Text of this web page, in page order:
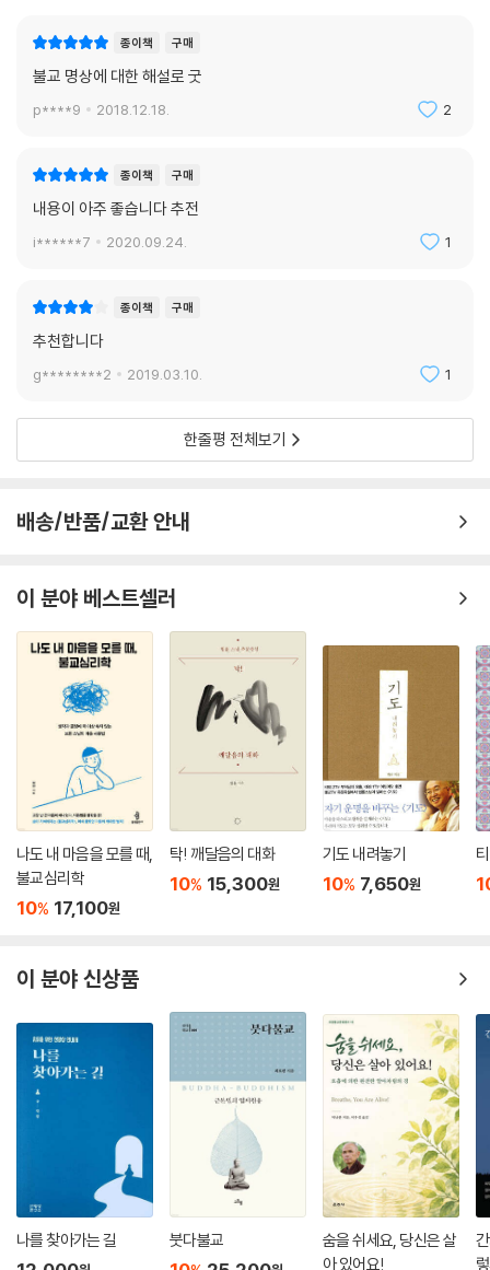
- 5관을 통한 탐진치 관찰 258
? 묻고 답하기 260
- 나의 존재감과 자존감 관찰 264
일상에서 대상을 얼마나 수용하는가 276
? 묻고 답하기 278
움직이면서도 마음을 안정시키는 명상법 294
걷기명상의 방법 298
? 묻고 답하기 304
10문 자연명상 - 자연과 합일하여 마음 관찰하기
마음과 자연의 관계 309
? 묻고 답하기 317
? 묻고 답하기 331
? 묻고 답하기 335
11문 수식관 - 숨을 쉬면서 숨에 집중하기
지혜와 닮은 마음의 여러 가지 요소 339
들숨 날숨을 관찰하는 것이 수식관 342
숨의 숫자를 세는 수식관의 방법 348
숨을 따라가는 수식관의 방법 356
? 묻고 답하기 362
12문 자비관 - 나를 맑게 하여 남에게 사랑 주기
4선과 4무량심 367
자비관의 대상과 실제 374
? 묻고 답하기 378
자비관을 실천하는 방법 381
? 묻고 답하기 389
마음을 다스리는 12가지 명상법을 마치며 392
그 무렵 동국대학교 인도철학과 김호성 교수님으로부터 백화도량이라는
작은 포교당을 물려받았습니다. 대학 강사로 일하면서 도량을 운영하는 것
은 쉽지가 않았습니다. ‘과연 내가 잘할 수 있을까? 세상 사람들과 불교수
보살들이 찾아오고, 동국대학교 불교학과 후배들도 실참에 참가했습니다.
2003년 처음으로 4박5일 집중 프로그램을 시작했습니다. 32명이 참가
했지요. 그 후로 한 번도 거르지 않고 3개월에 한 번씩 5정심관 五停心觀
하면서 다가가기 쉬워야만 심리문제를 해결하고 진리의 세계로 들어갈 수
있음을 알았지요. 현실적 문제와 심리적 문제를 해결하는 것이 먼저라는
생각이 들었습니다.
만들었습니다. 마음을 다스리는 12문 명상법입니다. 12문 수행을 통해 마
음으로, 진리로, 근원으로 들어가는 다양한 길을 제시하고 싶었습니다. 어
을 알리고 싶었습니다. 하나의 수행법만 진리를 알려주는 것은 아니니까
에서 나의 수행 인연과 함께 실현하고 싶었습니다. 현실에서 괴로워하고
시달리는 사람들과 더더욱 함께 하고 싶었습니다.
그래서 12문 명상법은 현실 실참 수행의 방법이면서 함께 하는 수행을 담
고 있습니다. 현실적으로 어떻게 수행에 접근해야 하는가를 12가지 수행법
으로 정리한 것이지요. 수행할 때 겪는 여러 현상에 대처하는 방법도 세세
히 일러두었지요. 수행하러 온 사람의 근기에 맞추어 강의하기도 하고, 붓
다 수행법의 이치에 내 경험을 녹여서 강의하기도 했습니다. 초심자가 수
행하는 과정에서 겪는 현상들을 상담하면서 마음의 현상과 구조를 파악한
내용도 포함시켰습니다.
해서 정리한 것입니다. 따라서 이 책에서 다루는 명상법은 백화도량에 수
행하러 온 도반의 수행 이야기이기도 하고, 실참의 내용이기도 합니다. 오
랫동안 한솥밥을 먹으면서 재가자인 나를 믿고 십수 년간 함께 해온 수행
전이며 일상이 진정한 수행임을 알리는 글이기도 합니다.
안 남겨야 하고, 나를 드러내는 짓은 하지 않아야 한다고 마음먹었습니다.
그 마음에 걸려 그동안 책 내는 것을 꺼렸습니다. 수행이란 문자를 내려놓
고 벗어나는 것이기에 책을 출간하겠다는 한마음 내는 것이 쉽지 않았습니
이제 책을 내면서 다시금 결심해 봅니다. 대승大乘은 너를 향해 끝없이 마
음먹음이니 한 걸음 내딛자고.
책을 내기까지 용기를 주신 백화도량 신도들과 도반들께 다시 한 번 감사
드립니다. 책의 출간을 위해 녹음된 강의를 글로 정리해준 12명의 도반과
제자들에게 감사드립니다. 녹취록 전반을 정리하며 문장을 다듬은 김혜원
작가님과 홍진숙 작가님, 그리고 불교 교학적 측면에서 내용을 살펴준 최
4문 느낌관찰, 5문 음악명상, 6문 촛불명상도 서로 연결되어 있으며, 느낌
직접 들어가는 문이다. 만트라 명상은 거친 가짜 마음들을 효과적으로 녹
이는 명상법이고, 마음관찰은 마음의 핵심인 생각 자체를 보는 수행이다.
수행이다. 특히 자연명상은 땅, 물, 태양, 바람, 허공 등 자연의 여러 요소를
상을 잘 익히면 대상을 인정하고 수용할 수 있게 된다.
11문 수식관은 숨을 통하여 몸과 마음의 현상을 관찰하는 것으로, 몸과 마
익히며 외부가 내부가 됨을 알고, 내가 수행을 통해 얻은 것을 나의 또 다른
이 책에 실린 내용은 현실적으로 수행에 어떻게 접근해야 하는가를 12가지
명상법으로 정리한 것이다. 또한 수행할 때 겪는 여러 현상에 대처하는 방
심과 분노를 다스리고 잘못된 견해에서 벗어나 마음의 평화를 얻고, 현실
에서 내가 달라지고 내 주변이 변하는 참 수행의 길로 나아갈 수 있다.
종이책 구매
불교 명상에 대한 해설로 굿
p****9 2018.12.18. 2
종이책 구매
내용이 아주 좋습니다 추전
i******7 2020.09.24. 1
종이책 구매
추천합니다
g********2 2019.03.10. 1
한줄평 전체보기
배송/반품/교환 안내
이 분야 베스트셀러
나도 내 마음을 모를 때,
불교심리학
10% 17,100원
탁! 깨달음의 대화
10% 15,300원
기도 내려놓기
10% 7,650원
이 분야 신상품
나를 찾아가는 길 붓다불교
숨을 쉬세요, 당신은 살
아 있어요!